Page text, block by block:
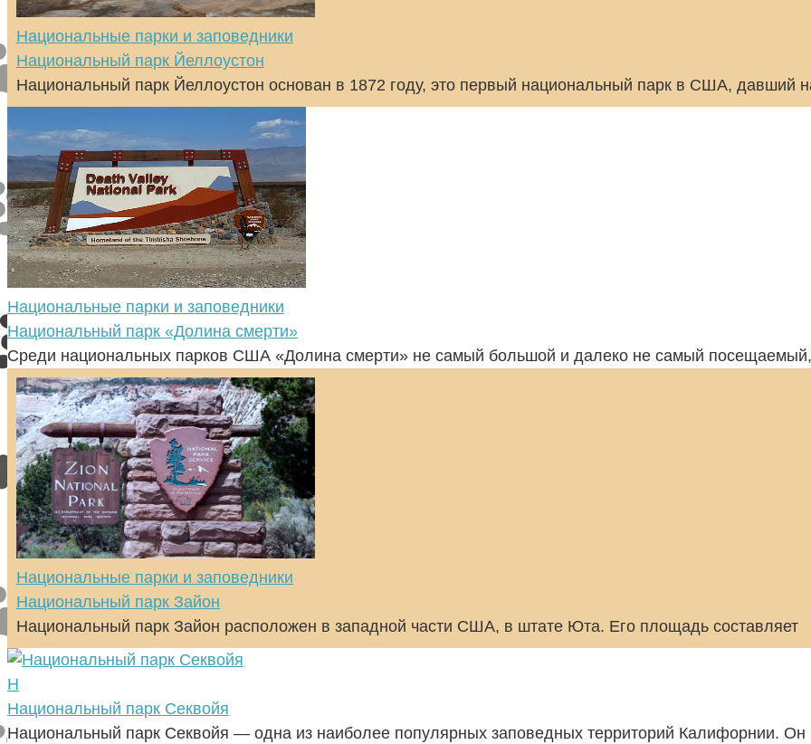
Национальные парки и заповедники
Национальный парк Йеллоустон
Национальный парк Йеллоустон основан в 1872 году, это первый национальный парк в США, давший
Национальные парки и заповедники
Национальный парк «Долина смерти»
Среди национальных парков США «Долина смерти» не самый большой и далеко не самый посещаемый,
Национальные парки и заповедники
Национальный парк Зайон
Национальный парк Зайон расположен в западной части США, в штате Юта. Его площадь составляет
Н
Национальный парк Секвойя
Национальный парк Секвойя — одна из наиболее популярных заповедных территорий Калифорнии. Он